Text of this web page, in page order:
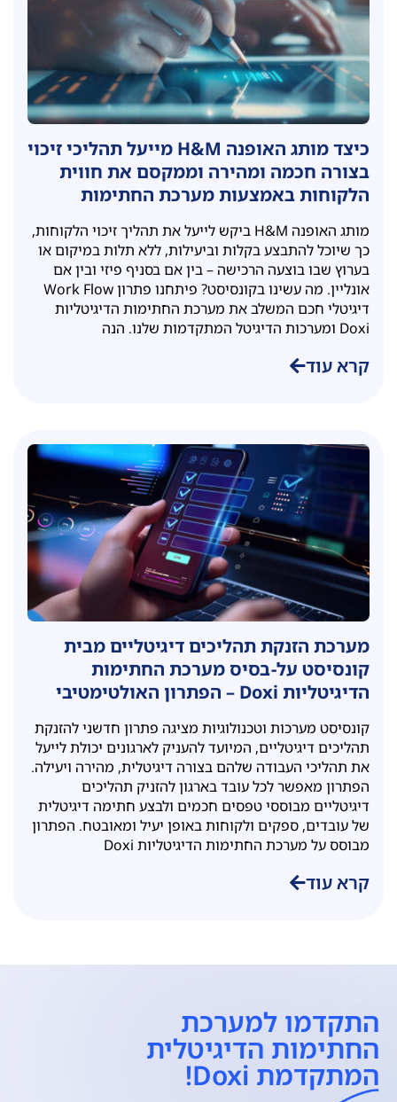
כיצד מותג האופנה H&M מייעל תהליכי זיכוי
בצורה חכמה ומהירה וממקסם את חווית
הלקוחות באמצעות מערכת החתימות
מותג האופנה H&M ביקש לייעל את תהליך זיכוי הלקוחות,
כך שיוכל להתבצע בקלות וביעילות, ללא תלות במיקום או
בערוץ שבו בוצעה הרכישה – בין אם בסניף פיזי ובין אם
אונליין. מה עשינו בקונסיסט? פיתחנו פתרון Work Flow
דיגיטלי חכם המשלב את מערכת החתימות הדיגיטליות
Doxi ומערכות הדיגיטל המתקדמות שלנו. הנה
קרא עוד
מערכת הזנקת תהליכים דיגיטליים מבית
קונסיסט על-בסיס מערכת החתימות
הדיגיטליות Doxi – הפתרון האולטימטיבי
קונסיסט מערכות וטכנולוגיות מציגה פתרון חדשני להזנקת
תהליכים דיגיטליים, המיועד להעניק לארגונים יכולת לייעל
את תהליכי העבודה שלהם בצורה דיגיטלית, מהירה ויעילה.
הפתרון מאפשר לכל עובד בארגון להזניק תהליכים
דיגיטליים מבוססי טפסים חכמים ולבצע חתימה דיגיטלית
של עובדים, ספקים ולקוחות באופן יעיל ומאובטח. הפתרון
מבוסס על מערכת החתימות הדיגיטליות Doxi
קרא עוד
התקדמו למערכת
החתימות הדיגיטלית
המתקדמת Doxi!